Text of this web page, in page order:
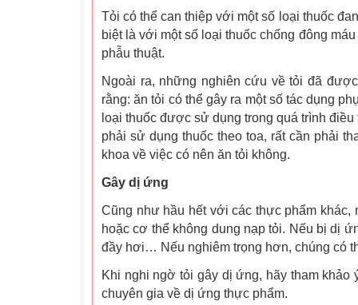
Tỏi có thể can thiệp với một số loại thuốc
biệt là với một số loại thuốc chống đông
phẫu thuật.
Ngoài ra, những nghiên cứu về tỏi đã
rằng: ăn tỏi có thể gây ra một số tác dụng
loại thuốc được sử dụng trong quá trình
phải sử dụng thuốc theo toa, rất cần phải
khoa về việc có nên ăn tỏi không.
Gây dị ứng
Cũng như hầu hết với các thực phẩm
hoặc cơ thể không dung nạp tỏi. Nếu bị dị
đầy hơi… Nếu nghiêm trọng hơn, chúng có
Khi nghi ngờ tỏi gây dị ứng, hãy tham khảo
chuyên gia về dị ứng thực phẩm.